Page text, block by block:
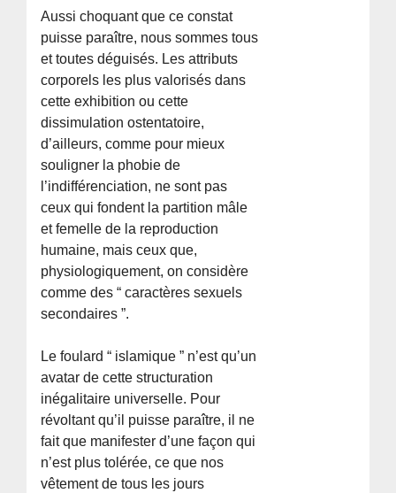
Aussi choquant que ce constat
puisse paraître, nous sommes tous
et toutes déguisés. Les attributs
corporels les plus valorisés dans
cette exhibition ou cette
dissimulation ostentatoire,
d’ailleurs, comme pour mieux
souligner la phobie de
l’indifférenciation, ne sont pas
ceux qui fondent la partition mâle
et femelle de la reproduction
humaine, mais ceux que,
physiologiquement, on considère
comme des “ caractères sexuels
secondaires ”.
Le foulard “ islamique ” n’est qu’un
avatar de cette structuration
inégalitaire universelle. Pour
révoltant qu’il puisse paraître, il ne
fait que manifester d’une façon qui
n’est plus tolérée, ce que nos
vêtement de tous les jours